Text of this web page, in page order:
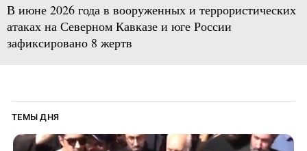
В июне 2026 года в вооруженных и террористических
атаках на Северном Кавказе и юге России
зафиксировано 8 жертв
ТЕМЫ ДНЯ